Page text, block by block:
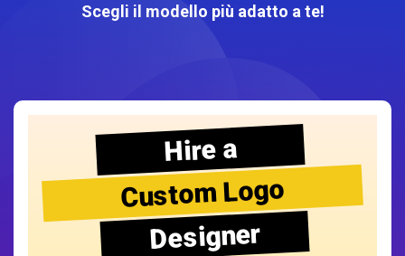
Scegli il modello più adatto a te!
Hire a
Custom Logo
Designer